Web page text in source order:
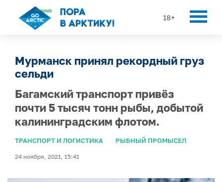
18+
Мурманск принял рекордный груз
сельди
Багамский транспорт привёз
почти 5 тысяч тонн рыбы, добытой
калининградским флотом.
ТРАНСПОРТ И ЛОГИСТИКА РЫБНЫЙ ПРОМЫСЕЛ
24 ноября, 2021, 15:41